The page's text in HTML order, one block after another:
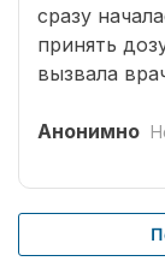
сразу
принять
вызвала
что надо
Анонимно